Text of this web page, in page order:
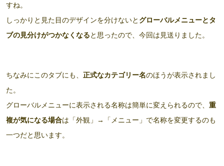
すね。
しっかりと見た目のデザインを分けないと グローバルメニューとタ
ブの見分けがつかなくなると思ったので、今回は見送りました。
ちなみにこのタブにも、 正式なカテゴリー名のほうが表示されまし
た。
グローバルメニューに表示される名称は簡単に変えられるので、 重
複が気になる場合は「外観」→「メニュー」で名称を変更するのも
一つだと思います。